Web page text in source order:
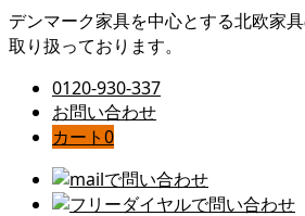
デンマーク家具を中心とする北欧家
取り扱っております。
0120-930-337
お問い合わせ
カート0